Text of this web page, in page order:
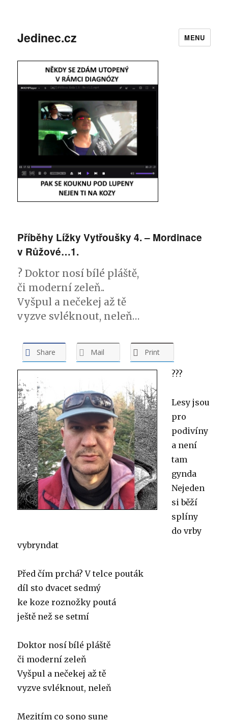
Jedinec.cz MENU
Příběhy Lížky Vytřoušky 4. – Mordinace
v Růžové…1.
? Doktor nosí bílé pláště,
či moderní zeleň..
Vyšpul a nečekej až tě
vyzve svléknout, neleň…
Share Mail Print
???
Lesy jsou
pro
podivíny
a není
tam
gynda
Nejeden
si běží
splíny
do vrby
vybryndat
Před čím prchá? V telce pouták
díl sto dvacet sedmý
ke koze roznožky poutá
ještě než se setmí
Doktor nosí bílé pláště
či moderní zeleň
Vyšpul a nečekej až tě
vyzve svléknout, neleň
Mezitím co sono sune